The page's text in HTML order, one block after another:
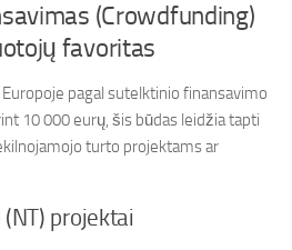
(Crowdfunding)
favoritas
pagal sutelktinio finansavimo
10 000 eurų, šis būdas leidžia tapti
turto projektams ar
projektai